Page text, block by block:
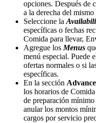
opciones. Después de
a la derecha del
Seleccione la
específicas o fechas
Comida para llevar,
Agregue los Menus
menú especial. Puede
ofertas normales o si
específicas.
En la sección
los horarios de
de preparación
anular los montos
cargos por servicio